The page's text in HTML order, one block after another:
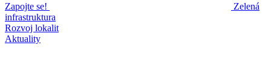
Zapojte se!
Zelená
infrastruktura
Rozvoj lokalit
Aktuality